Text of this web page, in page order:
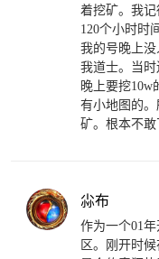
着挖矿。我
120个小时时
我的号晚上没
我道士。当
晚上要挖10w
有小地图的
矿。根本不敢
尛布
作为一个01
区。刚开时